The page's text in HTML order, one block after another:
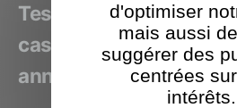
Test Crime Boss
casting d'enfer pour
années 90
d'optimiser
mais aussi
suggérer des
centrées
intérêts.